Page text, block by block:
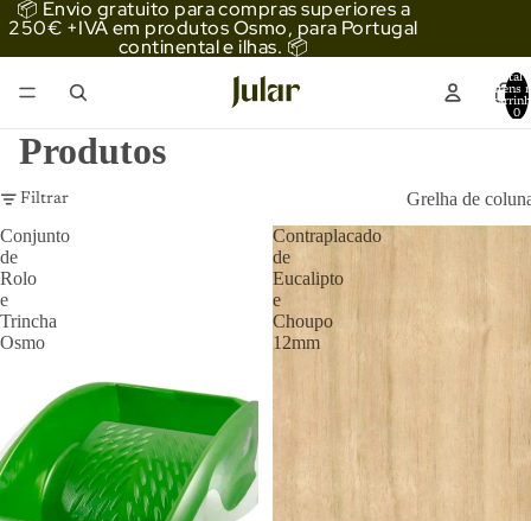
📦 Envio gratuito para compras superiores a
250€ +IVA em produtos Osmo, para Portugal
continental e ilhas. 📦
Total
itens
0
Produtos
Filtrar
Grelha de
Conjunto
de
Rolo
e
Trincha
Osmo
Contraplacado
de
Eucalipto
e
Choupo
12mm